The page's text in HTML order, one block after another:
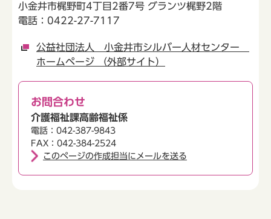
小金井市梶野町4丁目2番7号 グランツ梶野2階
電話：0422-27-7117
公益社団法人 小金井市シルバー人材センター
ホームページ （外部サイト）
お問合わせ
介護福祉課高齢福祉係
電話：042-387-9843
FAX：042-384-2524
このページの作成担当にメールを送る